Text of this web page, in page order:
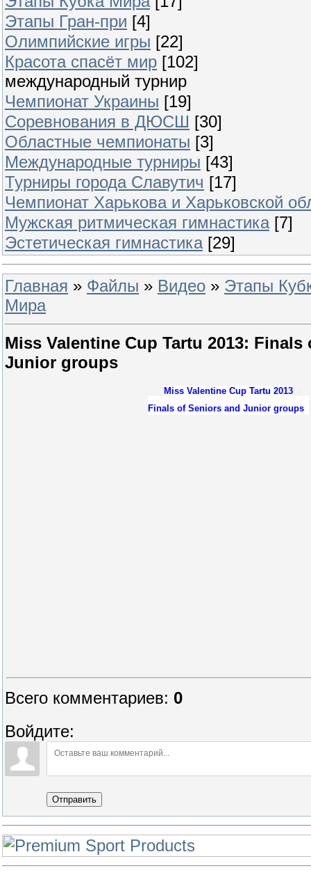
Этапы Гран-при [4]
Олимпийские игры [22]
Красота спасёт мир [102]
международный турнир
Чемпионат Украины [19]
Соревнования в ДЮСШ [30]
Областные чемпионаты [3]
Международные турниры [43]
Турниры города Славутич [17]
Чемпионат Харькова и Харьковской
Мужская ритмическая гимнастика [7]
Эстетическая гимнастика [29]
Главная » Файлы » Видео » Этапы
Мира
Miss Valentine Cup Tartu 2013:
Junior groups
Miss Valentine Cup Tartu 2013
Finals of Seniors and Junior groups
Всего комментариев: 0
Войдите:
Отправить